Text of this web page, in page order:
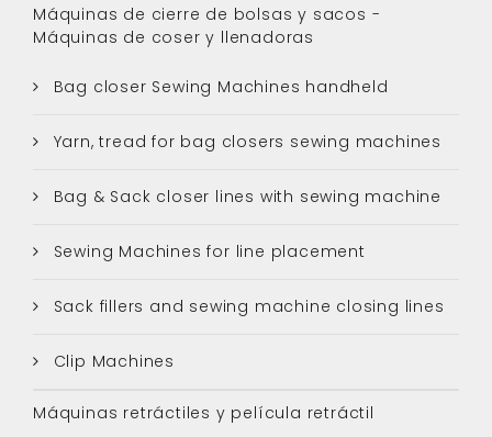
Máquinas de cierre de bolsas y sacos -
Máquinas de coser y llenadoras
Bag closer Sewing Machines handheld
Yarn, tread for bag closers sewing machines
Bag & Sack closer lines with sewing machine
Sewing Machines for line placement
Sack fillers and sewing machine closing lines
Clip Machines
Máquinas retráctiles y película retráctil